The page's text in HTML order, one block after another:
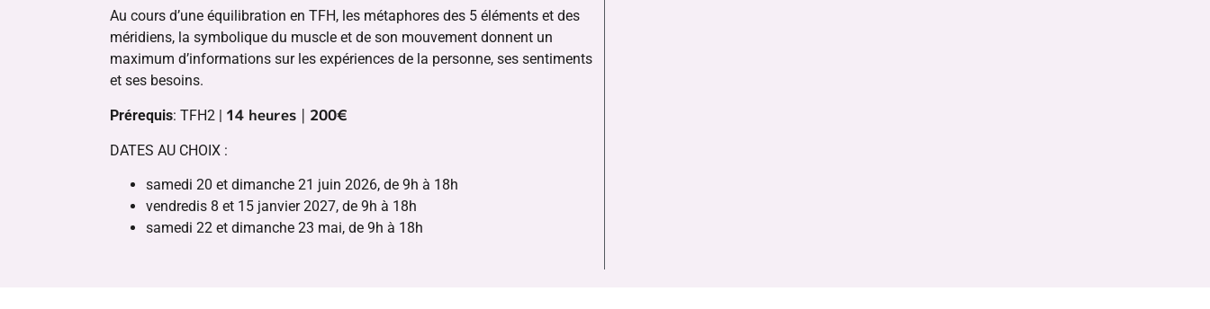
Au cours d’une équilibration en TFH, les métaphores des 5 éléments et des
méridiens, la symbolique du muscle et de son mouvement donnent un
maximum d’informations sur les expériences de la personne, ses sentiments
et ses besoins.
Prérequis: TFH2 | 14 heures | 200€
DATES AU CHOIX :
samedi 20 et dimanche 21 juin 2026, de 9h à 18h
vendredis 8 et 15 janvier 2027, de 9h à 18h
samedi 22 et dimanche 23 mai, de 9h à 18h